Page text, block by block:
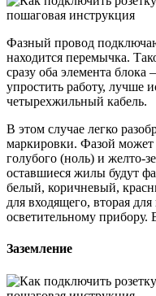
Фазный провод
находится перемычка.
сразу оба элемента
упростить работу, лучше
четырехжильный кабель.
В этом случае легко
маркировки. Фазой
голубого (ноль) и желто-
оставшиеся жилы будут
белый, коричневый,
для входящего, вторая
осветительному
Заземление